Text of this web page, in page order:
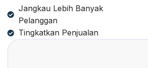
Jangkau Lebih Banyak
Pelanggan
Tingkatkan Penjualan